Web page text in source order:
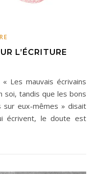
L’ÉCRITURE
soi, tandis que les bons
eux-mêmes » disait
écrivent, le doute est